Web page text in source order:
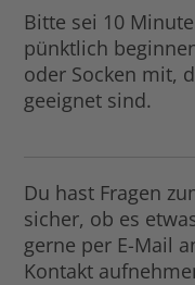
Bitte sei 10
pünktlich
oder Socken mit,
geeignet sind.
Du hast Fragen
sicher, ob es
gerne per E-Mail
Kontakt